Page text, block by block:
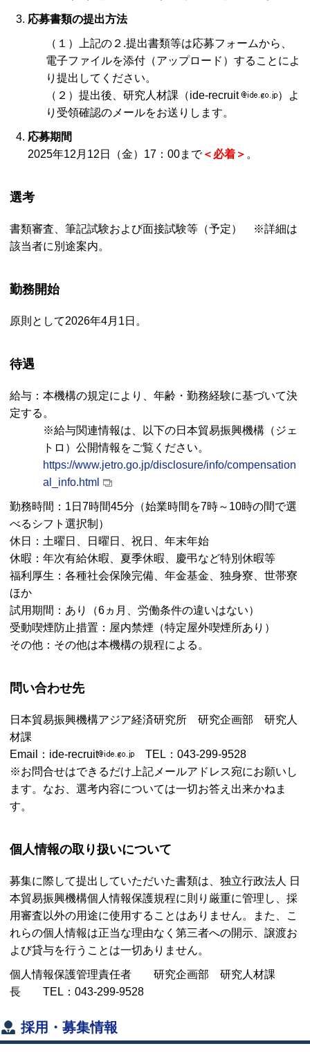
応募書類の提出方法
（１）上記の２.提出書類等は応募フォームから、
電子ファイルを添付（アップロード）することによ
り提出してください。
（２）提出後、研究人材課（ide-recruit
）よ
り受領確認のメールをお送りします。
応募期間
2025年12月12日（金）17：00まで＜必着＞ 。
選考
書類審査、筆記試験および面接試験等（予定） ※詳細は
該当者に別途案内。
勤務開始
原則として2026年4月1日。
待遇
給与：本機構の規定により、年齢・勤務経験に基づいて決
定する。
※給与関連情報は、以下の日本貿易振興機構（ジェ
トロ）公開情報をご覧ください。
https://www.jetro.go.jp/disclosure/info/compensation
al_info.html
勤務時間：1日7時間45分（始業時間を7時～10時の間で選
べるシフト選択制）
休日：土曜日、日曜日、祝日、年末年始
休暇：年次有給休暇、夏季休暇、慶弔など特別休暇等
福利厚生：各種社会保険完備、年金基金、独身寮、世帯寮
ほか
試用期間：あり（6ヵ月、労働条件の違いはない）
受動喫煙防止措置：屋内禁煙（特定屋外喫煙所あり）
その他：その他は本機構の規程による。
問い合わせ先
日本貿易振興機構アジア経済研究所 研究企画部 研究人
材課
Email
：ide-recruit TEL ：043-299-9528
※お問合せはできるだけ上記メールアドレス宛にお願いし
ます。なお、選考内容については一切お答え出来かねま
す。
個人情報の取り扱いについて
募集に際して提出していただいた書類は、独立行政法人 日
本貿易振興機構個人情報保護規程に則り厳重に管理し、採
用審査以外の用途に使用することはありません。また、こ
れらの個人情報は正当な理由なく第三者への開示、譲渡お
よび貸与を行うことは一切ありません。
個人情報保護管理責任者 研究企画部 研究人材課
長 TEL ：043-299-9528
採用・募集情報